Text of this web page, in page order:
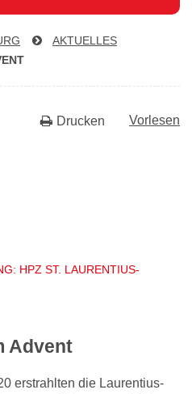
AKTUELLES
Vorlesen
Drucken
HPZ ST. LAURENTIUS-
Advent
erstrahlten die Laurentius-